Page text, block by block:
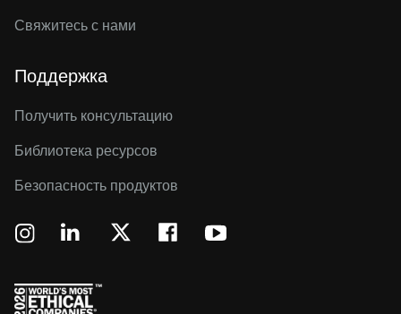
Свяжитесь с нами
Поддержка
Получить консультацию
Библиотека ресурсов
Безопасность продуктов